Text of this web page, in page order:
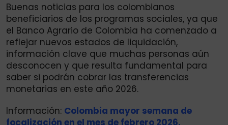
Buenas noticias para los colombianos
beneficiarios de los programas sociales, ya que
el Banco Agrario de Colombia ha comenzado a
reflejar nuevos estados de liquidación,
información clave que muchas personas aún
desconocen y que resulta fundamental para
saber si podrán cobrar las transferencias
monetarias en este año 2026.
Información: Colombia mayor semana de
focalización en el mes de febrero 2026.